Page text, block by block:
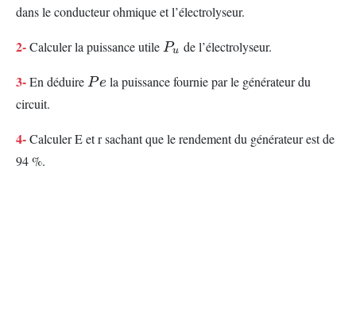
dans le conducteur ohmique et l’électrolyseur.
2-Calculer la puissance utile P_u
Pu de l’électrolyseur.
3-En déduire Pe
Pe la puissance fournie par le générateur du
circuit.
4-Calculer E et r sachant que le rendement du générateur est de
94 %.